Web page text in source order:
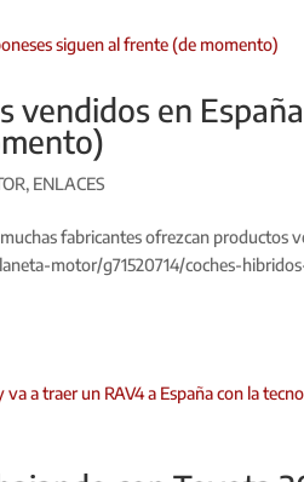
vendidos en
, ENLACES
fabricantes ofrezcan productos
motor/g71520714/coches-